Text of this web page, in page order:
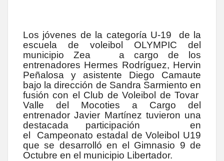
Los jóvenes de la categoría U-19 de la
escuela de voleibol OLYMPIC del
municipio Zea a cargo de los
entrenadores Hermes Rodríguez, Hervin
Peñalosa y asistente Diego Camaute
bajo la dirección de Sandra Sarmiento en
fusión con el Club de Voleibol de Tovar
Valle del Mocoties a Cargo del
entrenador Javier Martínez tuvieron una
destacada participación en
el
Campeonato estadal de Voleibol U19
que se desarrolló en el Gimnasio 9 de
Octubre en el municipio Libertador.